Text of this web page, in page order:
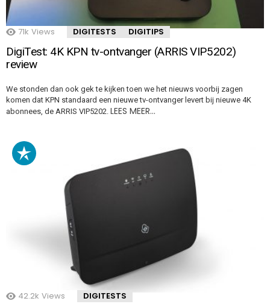
71k Views DIGITESTS DIGITIPS
DigiTest: 4K KPN tv-ontvanger (ARRIS VIP5202)
review
We stonden dan ook gek te kijken toen we het nieuws voorbij zagen
komen dat KPN standaard een nieuwe tv-ontvanger levert bij nieuwe 4K
abonnees, de ARRIS VIP5202. LEES MEER…
42.2k Views DIGITESTS